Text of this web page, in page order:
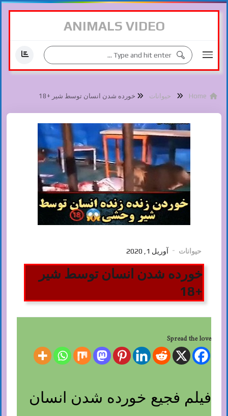
ANIMALS VIDEO
حیوانات خورده شدن انسان توسط شیر +18
حیوانات آوریل 1, 2020
خورده شدن انسان توسط شیر
+18
Spread the love
فیلم فجیع خورده شدن انسان